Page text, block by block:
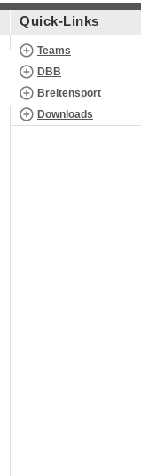
Quick-Links
Teams
DBB
Breitensport
Downloads